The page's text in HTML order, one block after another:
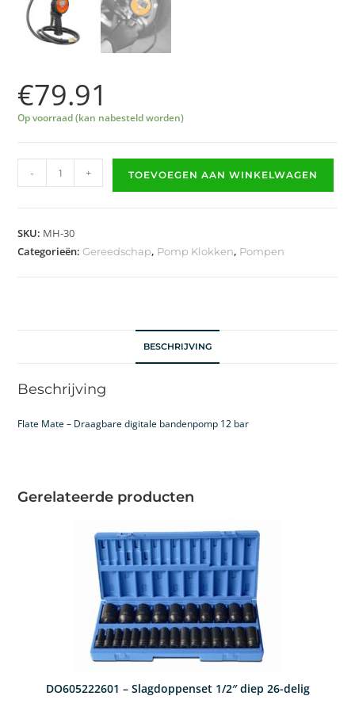
€79.91
Op voorraad (kan nabesteld worden)
- + TOEVOEGEN AAN WINKELWAGEN
SKU: MH-30
Categorieën:Gereedschap, Pomp Klokken, Pompen
BESCHRIJVING
Beschrijving
Flate Mate – Draagbare digitale bandenpomp 12 bar
Gerelateerde producten
DO605222601 – Slagdoppenset 1/2″ diep 26-delig